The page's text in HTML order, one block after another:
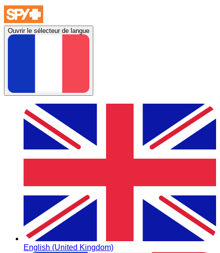
Ouvrir le sélecteur de langue
English (United Kingdom)